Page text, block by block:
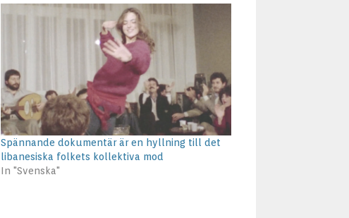
Spännande dokumentär är en hyllning till det
libanesiska folkets kollektiva mod
In "Svenska"